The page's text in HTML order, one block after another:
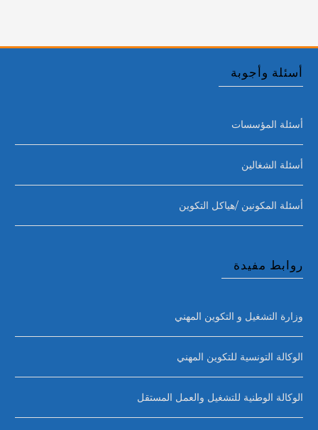
أسئلة وأجوبة
أسئلة المؤسسات
أسئلة الشغالين
أسئلة المكونين /هياكل التكوين
روابط مفيدة
وزارة التشغيل و التكوين المهني
الوكالة التونسية للتكوين المهني
الوكالة الوطنية للتشغيل والعمل المستقل